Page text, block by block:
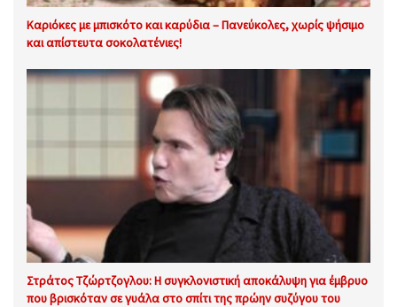
Καριόκες με μπισκότο και καρύδια – Πανεύκολες, χωρίς ψήσιμο
και απίστευτα σοκολατένιες!
Στράτος Τζώρτζογλου: Η συγκλονιστική αποκάλυψη για έμβρυο
που βρισκόταν σε γυάλα στο σπίτι της πρώην συζύγου του